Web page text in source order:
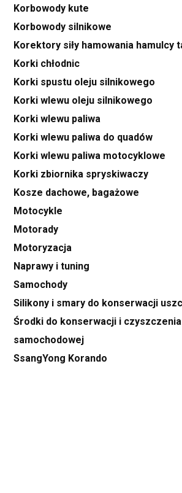
Korbowody kute
Korbowody silnikowe
Korektory siły hamowania hamulcy
Korki chłodnic
Korki spustu oleju silnikowego
Korki wlewu oleju silnikowego
Korki wlewu paliwa
Korki wlewu paliwa do quadów
Korki wlewu paliwa motocyklowe
Korki zbiornika spryskiwaczy
Kosze dachowe, bagażowe
Motocykle
Motorady
Motoryzacja
Naprawy i tuning
Samochody
Silikony i smary do konserwacji
Środki do konserwacji i
samochodowej
SsangYong Korando